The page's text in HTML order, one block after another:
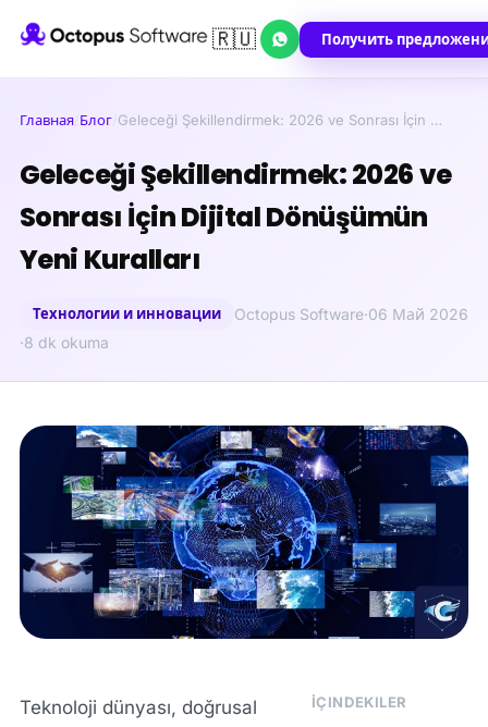
🇷🇺 Получить
Главная/Блог/Geleceği Şekillendirmek: 2026 ve Sonrası İçin …
Geleceği Şekillendirmek: 2026 ve
Sonrası İçin Dijital Dönüşümün
Yeni Kuralları
Технологии и инновации Octopus Software·06 Май 2026
·8 dk okuma
İÇINDEKILER
Teknoloji dünyası, doğrusal